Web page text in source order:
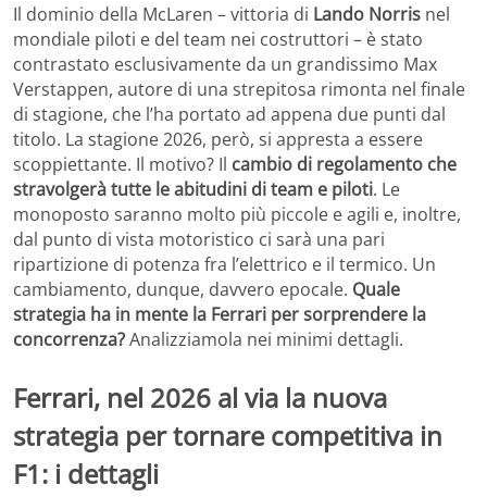
Il dominio della McLaren – vittoria di Lando Norris nel
mondiale piloti e del team nei costruttori – è stato
contrastato esclusivamente da un grandissimo Max
Verstappen, autore di una strepitosa rimonta nel finale
di stagione, che l’ha portato ad appena due punti dal
titolo. La stagione 2026, però, si appresta a essere
scoppiettante. Il motivo? Il cambio di regolamento che
stravolgerà tutte le abitudini di team e piloti. Le
monoposto saranno molto più piccole e agili e, inoltre,
dal punto di vista motoristico ci sarà una pari
ripartizione di potenza fra l’elettrico e il termico. Un
cambiamento, dunque, davvero epocale. Quale
strategia ha in mente la Ferrari per sorprendere la
concorrenza?Analizziamola nei minimi dettagli.
Ferrari, nel 2026 al via la nuova
strategia per tornare competitiva in
F1: i dettagli